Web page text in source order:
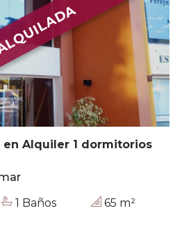
Alquiler 1 dormitorios
1 Baños 65 m²